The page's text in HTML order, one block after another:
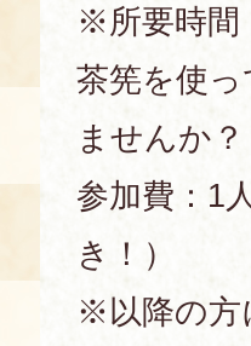
あじわ
※所要時間
茶筅を使
ませんか？
参加費：1
き！）
※以降の方